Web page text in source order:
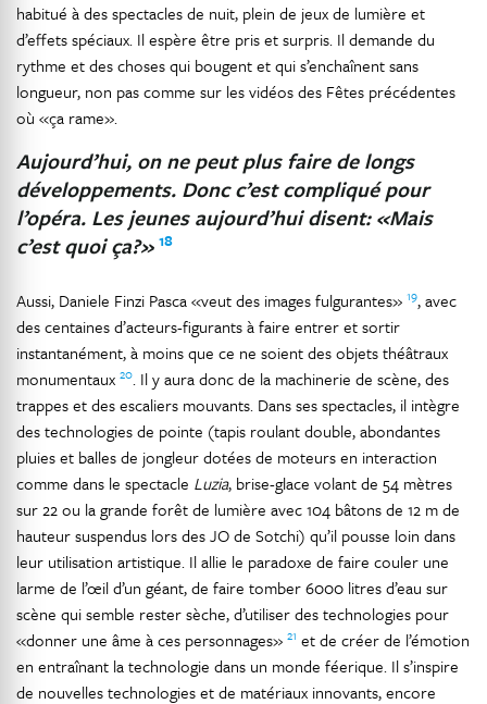
habitué à des spectacles de nuit, plein de jeux de lumière et
d’effets spéciaux. Il espère être pris et surpris. Il demande du
rythme et des choses qui bougent et qui s’enchaînent sans
longueur, non pas comme sur les vidéos des Fêtes précédentes
où «ça rame».
Aujourd’hui, on ne peut plus faire de longs
développements. Donc c’est compliqué pour
l’opéra. Les jeunes aujourd’hui disent: «Mais
c’est quoi ça?» 18
Aussi, Daniele Finzi Pasca «veut des images fulgurantes» 19, avec
des centaines d’acteurs-figurants à faire entrer et sortir
instantanément, à moins que ce ne soient des objets théâtraux
monumentaux 20. Il y aura donc de la machinerie de scène, des
trappes et des escaliers mouvants. Dans ses spectacles, il intègre
des technologies de pointe (tapis roulant double, abondantes
pluies et balles de jongleur dotées de moteurs en interaction
comme dans le spectacle Luzia, brise-glace volant de 54 mètres
sur 22 ou la grande forêt de lumière avec 104 bâtons de 12 m de
hauteur suspendus lors des JO de Sotchi) qu’il pousse loin dans
leur utilisation artistique. Il allie le paradoxe de faire couler une
larme de l’œil d’un géant, de faire tomber 6000 litres d’eau sur
scène qui semble rester sèche, d’utiliser des technologies pour
«donner une âme à ces personnages» 21 et de créer de l’émotion
en entraînant la technologie dans un monde féerique. Il s’inspire
de nouvelles technologies et de matériaux innovants, encore